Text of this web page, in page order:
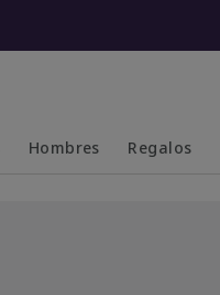
Hombres Regalos